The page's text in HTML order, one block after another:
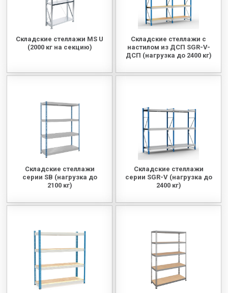
СИСТЕМЫ ХРАНЕНИЯ
ОФИСНАЯ МЕБЕЛЬ
МЕБЕЛЬ ДЛЯ СТОЛОВЫХ
СТАЛЬНЫЕ ДВЕРИ
Складские стеллажи MS U
(2000 кг на секцию)
Складские стеллажи с
настилом из ДСП SGR-V-
ДСП (нагрузка до 2400 кг)
Складские стеллажи
серии SB (нагрузка до
2100 кг)
Складские стеллажи
серии SGR-V (нагрузка до
2400 кг)